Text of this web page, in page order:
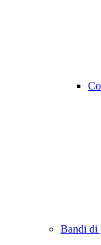
Bandi di